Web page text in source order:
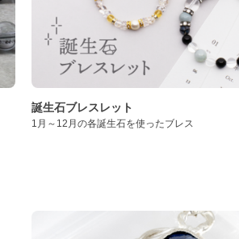
誕生石ブレスレット
1月～12月の各誕生石を使ったブレス